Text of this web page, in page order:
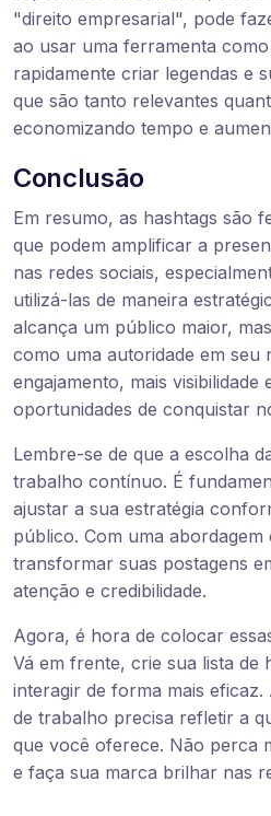
"direito empresarial", pode
ao usar uma ferramenta
rapidamente criar legendas e
que são tanto relevantes
economizando tempo e
Conclusão
Em resumo, as hashtags são
que podem amplificar a
nas redes sociais,
utilizá-las de maneira
alcança um público maior,
como uma autoridade em seu
engajamento, mais visibilidade
oportunidades de conquistar
Lembre-se de que a escolha
trabalho contínuo. É
ajustar a sua estratégia
público. Com uma
transformar suas postagens
atenção e credibilidade.
Agora, é hora de colocar
Vá em frente, crie sua lista de
interagir de forma mais
de trabalho precisa refletir a
que você oferece. Não perca
e faça sua marca brilhar nas